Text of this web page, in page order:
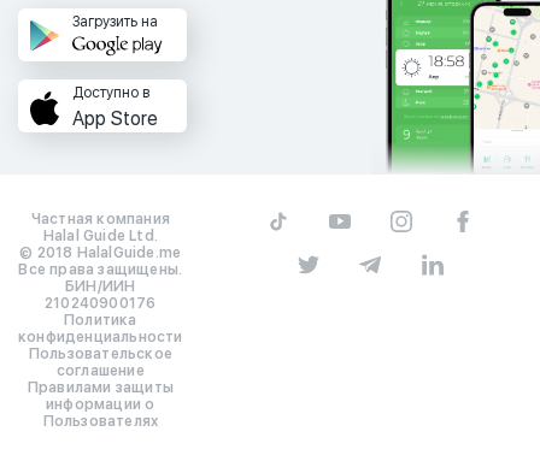
Загрузить на
Доступно в
App Store
Частная компания
Halal Guide Ltd.
© 2018 HalalGuide.me
Все права защищены.
БИН/ИИН
210240900176
Политика
конфиденциальности
Пользовательское
соглашение
Правилами защиты
информации о
Пользователях